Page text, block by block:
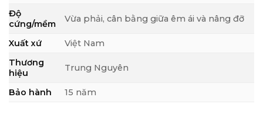
Độ
cứng/mềm
Vừa phải, cân bằng giữa êm ái và nâng đỡ
Xuất xứ
Việt Nam
Thương
hiệu
Trung Nguyên
Bảo hành 15 năm